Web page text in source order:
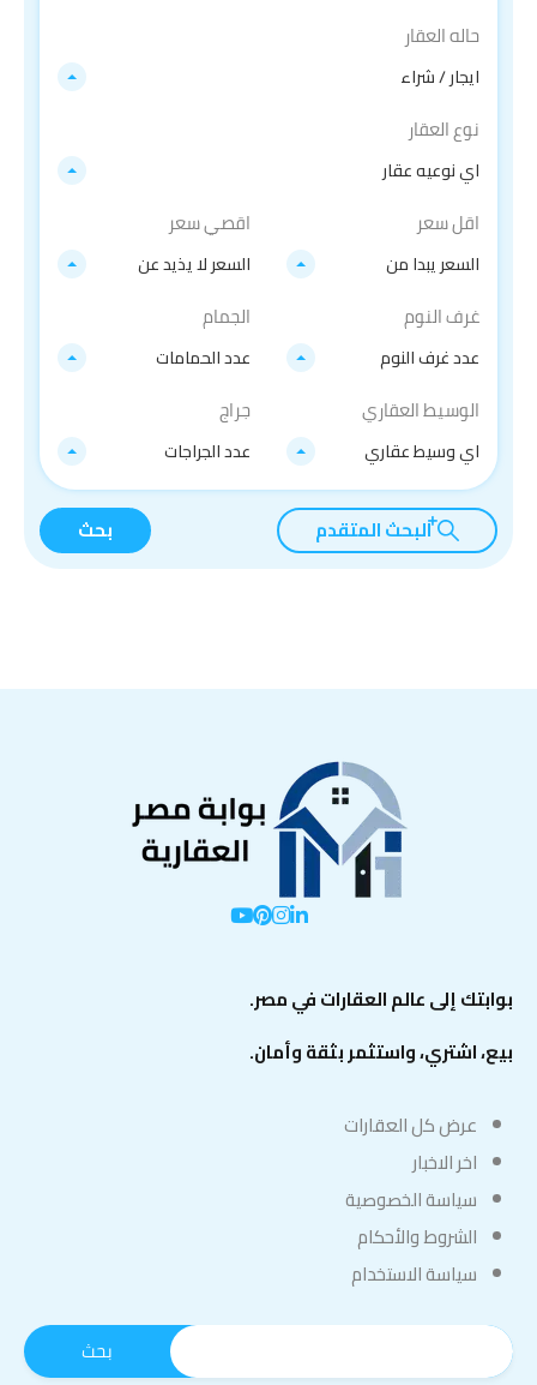
حاله العقار
ايجار / شراء
نوع العقار
اي نوعيه عقار
اقل سعر
السعر يبدا من
اقصي سعر
السعر لا يذيد عن
غرف النوم
عدد غرف النوم
الجمام
عدد الحمامات
الوسيط العقاري
اي وسيط عقاري
جراج
عدد الجراجات
البحث المتقدم بحث
بوابتك إلى عالم العقارات في مصر.
بيع، اشتري، واستثمر بثقة وأمان.
عرض كل العقارات
اخر الاخبار
سياسة الخصوصية
الشروط والأحكام
سياسة الاستخدام